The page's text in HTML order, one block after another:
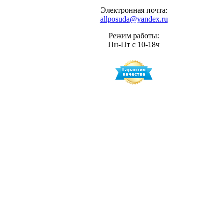
Электронная почта:
allposuda@yandex.ru
Режим работы:
Пн-Пт с 10-18ч